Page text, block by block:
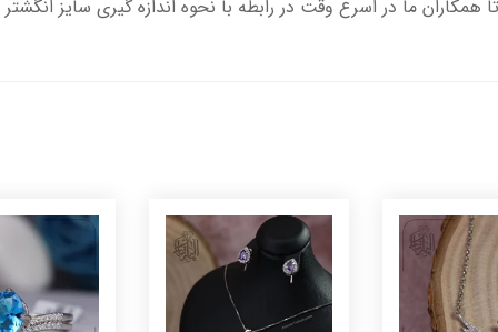
همکاران ما در اسرع وقت در رابطه با نحوه اندازه گیری سایز